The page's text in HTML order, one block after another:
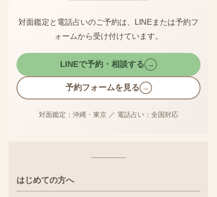
対面鑑定と電話占いのご予約は、LINEまたは予約フ
ォームから受け付けています。
LINEで予約・相談する →
予約フォームを見る →
対面鑑定：沖縄・東京 ／ 電話占い：全国対応
はじめての方へ